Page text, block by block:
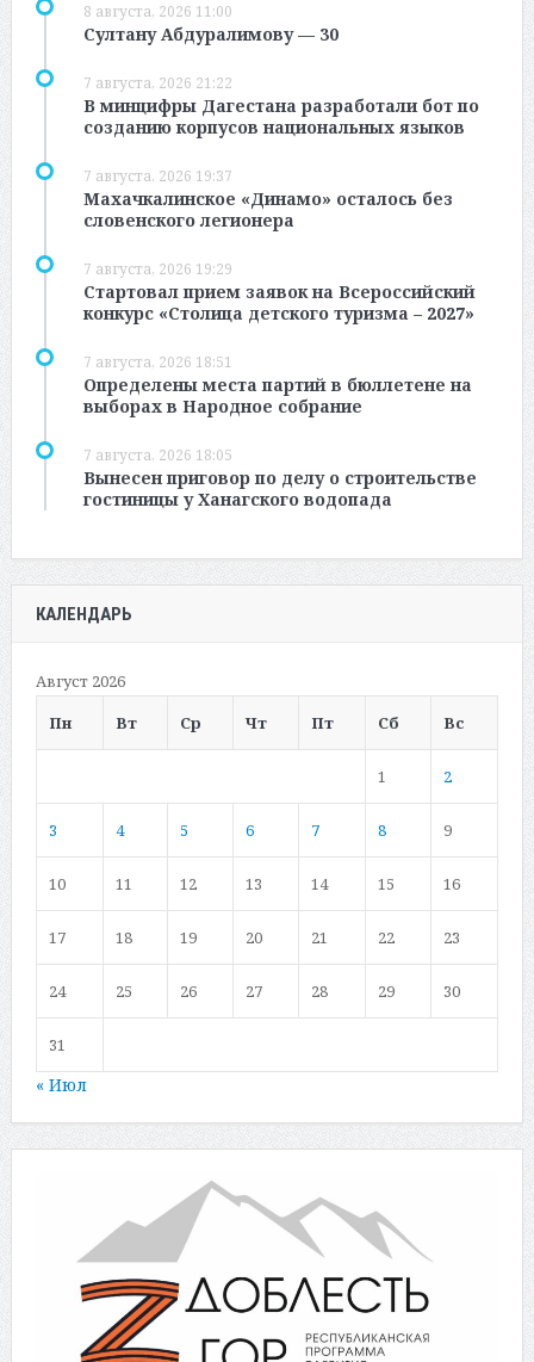
8 августа, 2026 11:00
Султану Абдуралимову — 30
7 августа, 2026 21:22
В минцифры Дагестана разработали бот по
созданию корпусов национальных языков
7 августа, 2026 19:37
Махачкалинское «Динамо» осталось без
словенского легионера
7 августа, 2026 19:29
Стартовал прием заявок на Всероссийский
конкурс «Столица детского туризма – 2027»
7 августа, 2026 18:51
Определены места партий в бюллетене на
выборах в Народное собрание
7 августа, 2026 18:05
Вынесен приговор по делу о строительстве
гостиницы у Ханагского водопада
КАЛЕНДАРЬ
Август 2026
Пн
Вт Ср Чт Пт Сб Вс
1 2
3 4 5 6 7 8 9
10 11 12 13 14 15 16
17 18 19 20 21 22 23
24 25 26 27 28 29 30
31
« Июл